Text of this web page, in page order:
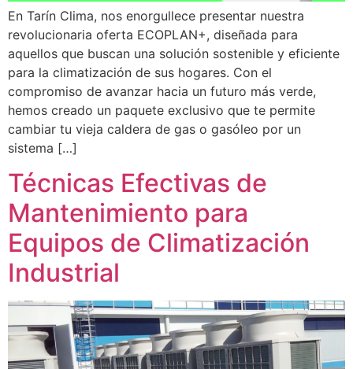
En Tarín Clima, nos enorgullece presentar nuestra
revolucionaria oferta ECOPLAN+, diseñada para
aquellos que buscan una solución sostenible y eficiente
para la climatización de sus hogares. Con el
compromiso de avanzar hacia un futuro más verde,
hemos creado un paquete exclusivo que te permite
cambiar tu vieja caldera de gas o gasóleo por un
sistema […]
Técnicas Efectivas de
Mantenimiento para
Equipos de Climatización
Industrial